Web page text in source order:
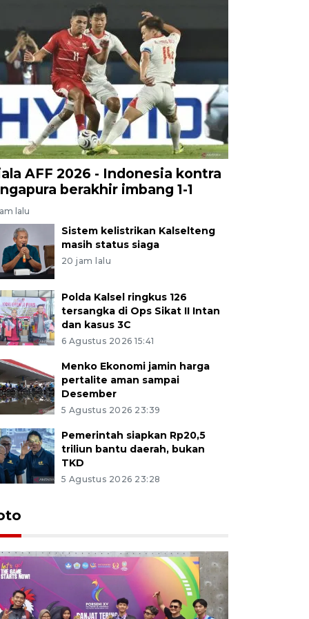
AFF 2026 - Indonesia kontra
berakhir imbang 1-1
lalu
Sistem kelistrikan Kalselteng
masih status siaga
20 jam lalu
Polda Kalsel ringkus 126
tersangka di Ops Sikat II Intan
dan kasus 3C
6 Agustus 2026 15:41
Menko Ekonomi jamin harga
pertalite aman sampai
Desember
5 Agustus 2026 23:39
Pemerintah siapkan Rp20,5
triliun bantu daerah, bukan
TKD
5 Agustus 2026 23:28